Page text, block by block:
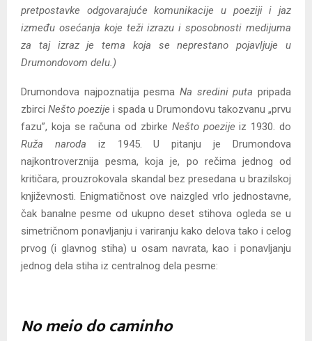
pretpostavke odgovarajuće komunikacije u poeziji i jaz
između osećanja koje teži izrazu i sposobnosti medijuma
za taj izraz je tema koja se neprestano pojavljuje u
Drumondovom delu.)
Drumondova najpoznatija pesma Na sredini puta pripada
zbirci Nešto poezije i spada u Drumondovu takozvanu „prvu
fazu”, koja se računa od zbirke Nešto poezije iz 1930. do
Ruža naroda iz 1945. U pitanju je Drumondova
najkontroverznija pesma, koja je, po rečima jednog od
kritičara, prouzrokovala skandal bez presedana u brazilskoj
književnosti. Enigmatičnost ove naizgled vrlo jednostavne,
čak banalne pesme od ukupno deset stihova ogleda se u
simetričnom ponavljanju i variranju kako delova tako i celog
prvog (i glavnog stiha) u osam navrata, kao i ponavljanju
jednog dela stiha iz centralnog dela pesme:
No meio do caminho